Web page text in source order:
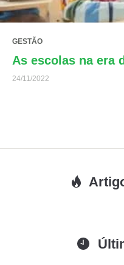
GESTÃO
As escolas na era
24/11/2022